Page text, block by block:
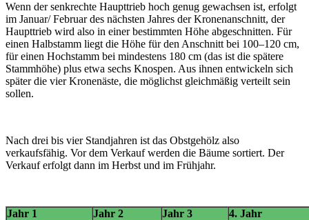
Wenn der senkrechte Haupttrieb hoch genug gewachsen ist, erfolgt
im Januar/ Februar des nächsten Jahres der Kronenanschnitt, der
Haupttrieb wird also in einer bestimmten Höhe abgeschnitten. Für
einen Halbstamm liegt die Höhe für den Anschnitt bei 100–120 cm,
für einen Hochstamm bei mindestens 180 cm (das ist die spätere
Stammhöhe) plus etwa sechs Knospen. Aus ihnen entwickeln sich
später die vier Kronenäste, die möglichst gleichmäßig verteilt sein
sollen.
Nach drei bis vier Standjahren ist das Obstgehölz also
verkaufsfähig. Vor dem Verkauf werden die Bäume sortiert. Der
Verkauf erfolgt dann im Herbst und im Frühjahr.
Jahr 1 Jahr 2 Jahr 3
4. Jahr